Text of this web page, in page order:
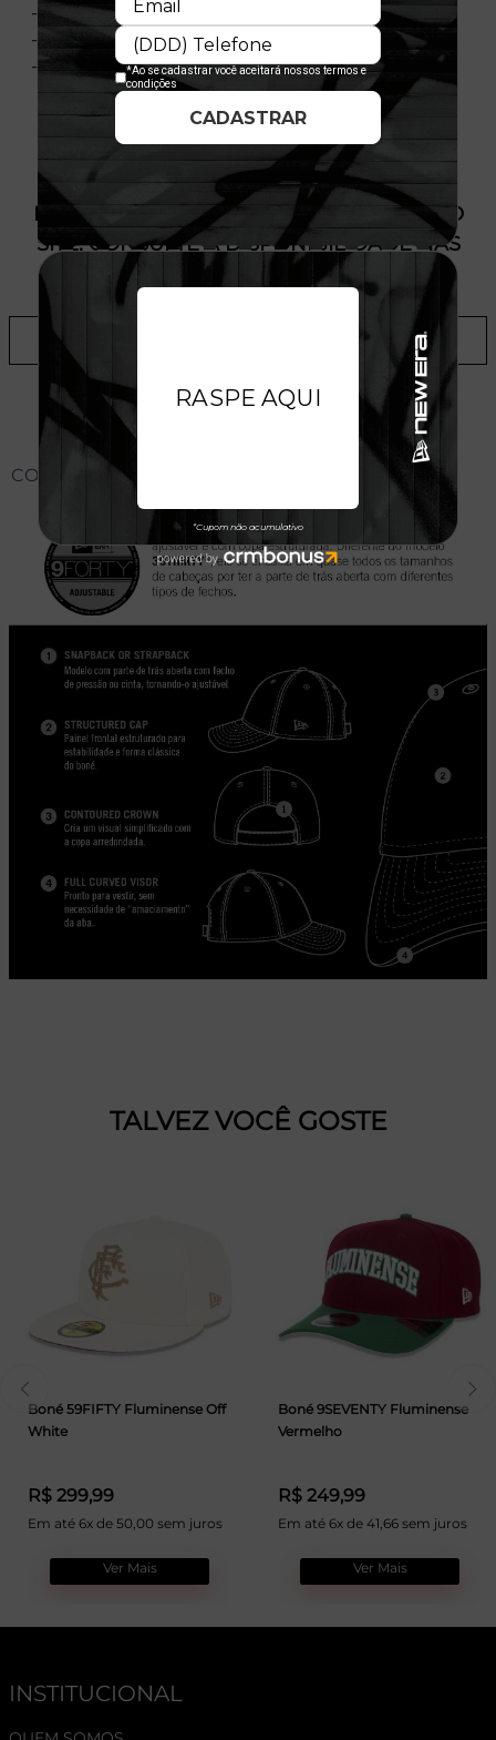
- Importado
- Licença Oficial
- Composição:65% Poliéster - 35% Algodão
PRODUTO SEM ESTOQUE DÍSPONÍVEL NO
SITE, CONSULTE A DISPONIBILIDADE NAS
ADICIONAR A LISTA DE DESEJOS
CONHEÇA O MODELO DO BONÉ
TALVEZ VOCÊ GOSTE
Boné 59FIFTY Fluminense Off
White
R$ 299,99
Em até 6x de 50,00 sem juros
Ver Mais
Boné 9SEVENTY Fluminense
Vermelho
R$ 249,99
Em até 6x de 41,66 sem juros
Ver Mais
INSTITUCIONAL